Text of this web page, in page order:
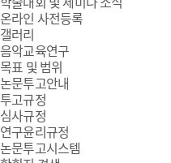
온라인 사전등록
갤러리
음악교육연구
목표 및 범위
논문투고안내
투고규정
심사규정
연구윤리규정
논문투고시스템